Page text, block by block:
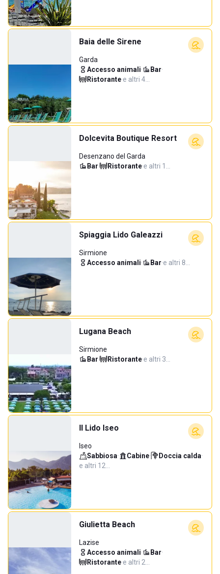
Baia delle Sirene
Garda
Accesso animali· Bar·
Ristorante·e altri 4…
Dolcevita Boutique Resort
Desenzano del Garda
Bar· Ristorante·e altri 1…
Spiaggia Lido Galeazzi
Sirmione
Accesso animali· Bar·e altri 8…
Lugana Beach
Sirmione
Bar· Ristorante·e altri 3…
Il Lido Iseo
Iseo
Sabbiosa· Cabine· Doccia calda·
e altri 12…
Giulietta Beach
Lazise
Accesso animali· Bar·
Ristorante·e altri 2…